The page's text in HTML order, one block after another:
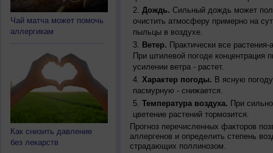
Чай матча может помочь
аллергикам
Как снизить давление
без лекарств
Дождь. Сильный дождь может
очистить атмосферу примерно на
пыльцы в воздухе.
Ветер. Практически все
При штилевой погоде
усилении ветра - растет.
Характер погоды. В ясную
пасмурную - снижается.
Температура воздуха. При
цветение растений тормозится.
Прогноз перечисленных факторов
аллергенов и определить степень
страдающих поллинозом.